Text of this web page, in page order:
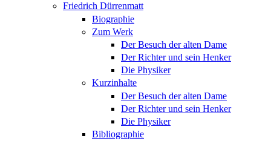
Friedrich Dürrenmatt
Biographie
Zum Werk
Der Besuch der alten Dame
Der Richter und sein Henker
Die Physiker
Kurzinhalte
Der Besuch der alten Dame
Der Richter und sein Henker
Die Physiker
Bibliographie